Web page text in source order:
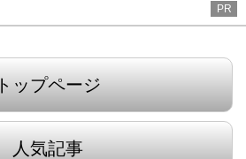
PR
トップページ
人気記事